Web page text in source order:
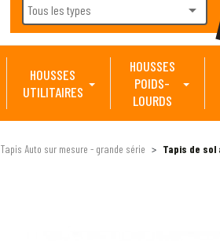
Tous les types arrow_drop_down
HOUSSES
UTILITAIRES
HOUSSES
POIDS-
LOURDS
Tapis Auto sur mesure - grande série Tapis de sol